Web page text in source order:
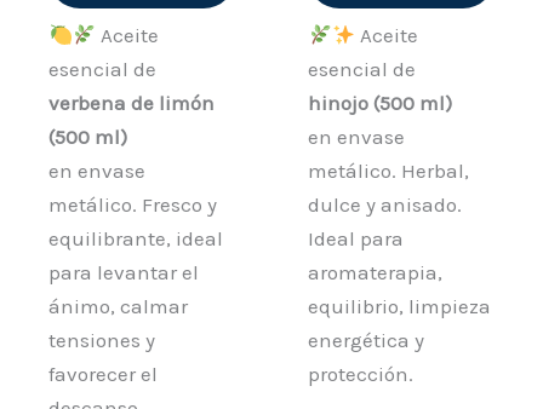
Aceite
esencial de
verbena de limón
(500 ml)
en envase
metálico. Fresco y
equilibrante, ideal
para levantar el
ánimo, calmar
tensiones y
favorecer el
Aceite
esencial de
hinojo (500 ml)
en envase
metálico. Herbal,
dulce y anisado.
Ideal para
aromaterapia,
equilibrio, limpieza
energética y
protección.